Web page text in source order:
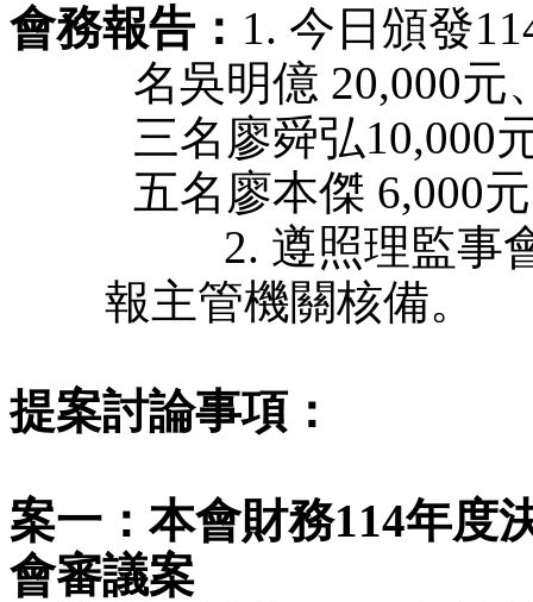
會務報告： 1. 今日頒發
名吳明億 20,000元
三名廖舜弘10,000
五名廖本傑 6,000
2. 遵照理監事會
報主管機關核備。
提案討論事項：
案一：本會財務114年度
會審議案